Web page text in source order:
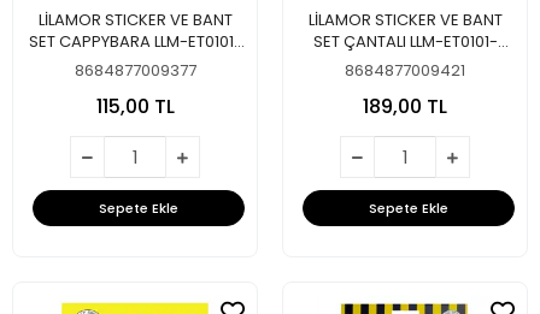
LİLAMOR STICKER VE BANT
SET CAPPYBARA LLM-ET0101-
CB01
8684877009377
115,00 TL
Sepete Ekle
LİLAMOR STICKER VE BANT
SET ÇANTALI LLM-ET0101-
CB04
8684877009421
189,00 TL
Sepete Ekle